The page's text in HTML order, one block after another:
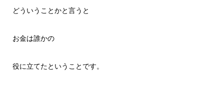
どういうことかと言うと
お金は誰かの
役に立てたということです。